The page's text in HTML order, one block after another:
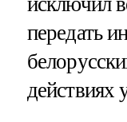
передать
действиях